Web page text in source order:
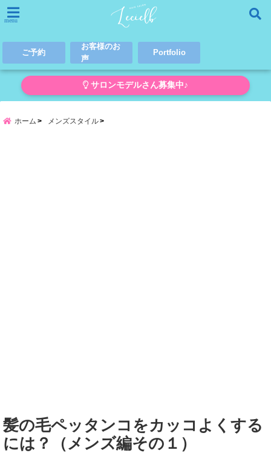
menu
ご予約
お客様のお
声
Portfolio
サロンモデルさん募集中♪
ホーム メンズスタイル
髪の毛ペッタンコをカッコよくする
には？（メンズ編その１）